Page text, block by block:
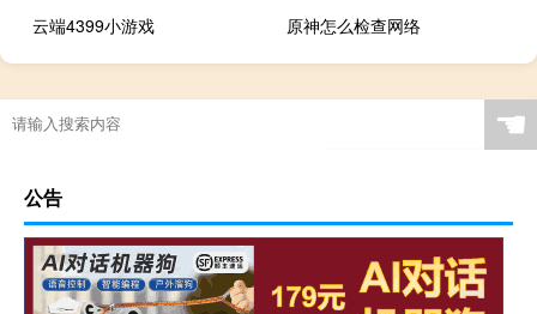
云端4399小游戏
原神怎么检查网络
☚
公告